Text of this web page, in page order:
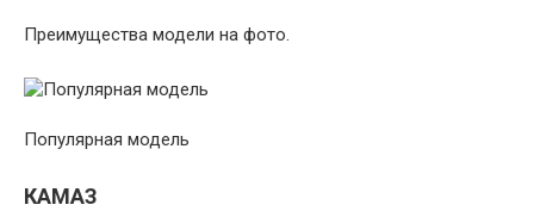
Преимущества модели на фото.
Популярная модель
КАМАЗ